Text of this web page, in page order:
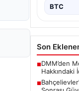
BTC
Son
■DMM’den
Hakkındaki
■